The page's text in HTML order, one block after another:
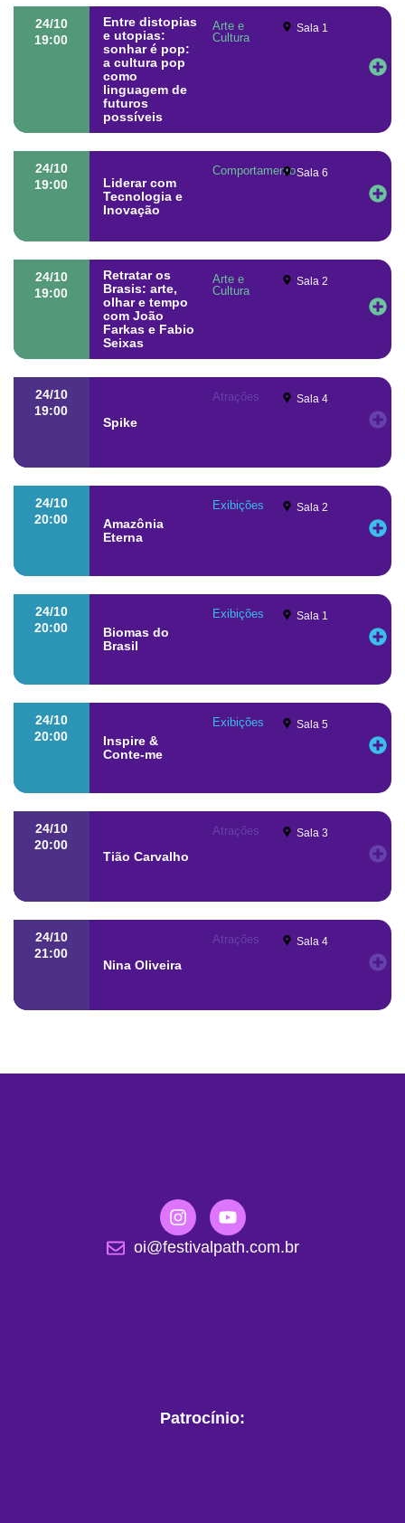
24/10
19:00
Entre distopias
e utopias:
sonhar é pop:
a cultura pop
como
linguagem de
futuros
possíveis
Arte e
Cultura
Sala 1
24/10
19:00
Liderar com
Tecnologia e
Inovação
ComportamentoSala 6
24/10
19:00
Retratar os
Brasis: arte,
olhar e tempo
com João
Farkas e Fabio
Seixas
Arte e
Cultura
Sala 2
24/10
19:00
Spike
Atrações Sala 4
24/10
20:00
Amazônia
Eterna
Exibições Sala 2
24/10
20:00
Biomas do
Brasil
Exibições Sala 1
24/10
20:00
Inspire &
Conte-me
Exibições Sala 5
24/10
20:00
Tião Carvalho
Atrações Sala 3
24/10
21:00
Nina Oliveira
Atrações Sala 4
oi@festivalpath.com.br
Patrocínio: